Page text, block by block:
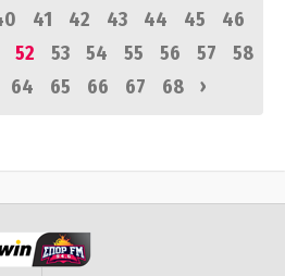
41 42 43 44 45
46
52 53 54 55 56 57
58
64 65 66 67 68 ›